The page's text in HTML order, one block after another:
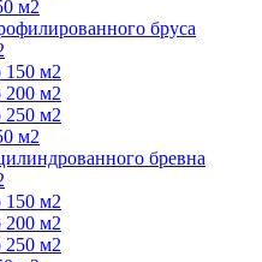
м2
бруса
150 м2
200 м2
250 м2
м2
бревна
150 м2
200 м2
250 м2